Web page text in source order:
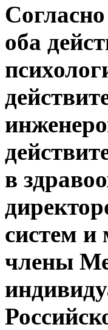
оба
в
систем и
члены